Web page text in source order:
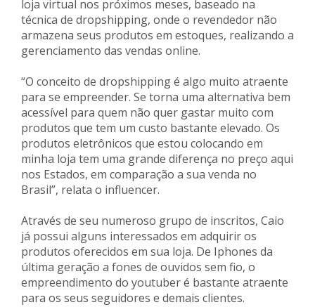
loja virtual nos próximos meses, baseado na
técnica de dropshipping, onde o revendedor não
armazena seus produtos em estoques, realizando a
gerenciamento das vendas online.
“O conceito de dropshipping é algo muito atraente
para se empreender. Se torna uma alternativa bem
acessível para quem não quer gastar muito com
produtos que tem um custo bastante elevado. Os
produtos eletrônicos que estou colocando em
minha loja tem uma grande diferença no preço aqui
nos Estados, em comparação a sua venda no
Brasil”, relata o influencer.
Através de seu numeroso grupo de inscritos, Caio
já possui alguns interessados em adquirir os
produtos oferecidos em sua loja. De Iphones da
última geração a fones de ouvidos sem fio, o
empreendimento do youtuber é bastante atraente
para os seus seguidores e demais clientes.